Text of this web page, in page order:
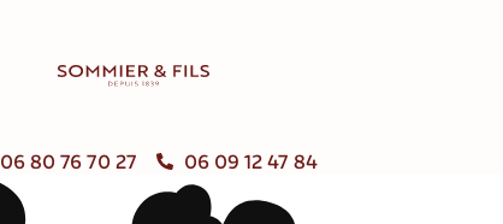
06 80 76 70 27 06 09 12 47 84